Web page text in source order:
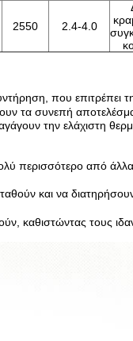
2550 2.4-4.0
που επιτρέπει
τα συνεπή
την ελάχιστη
περισσότερο από
και να
καθιστώντας τους